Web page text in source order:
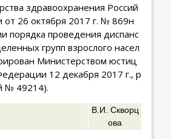
здравоохранения Россий
26 октября 2017 г. № 869н
порядка проведения диспанс
групп взрослого насел
Министерством юстиц
12 декабря 2017 г., р
№ 49214).
В.И. Скворц
ова